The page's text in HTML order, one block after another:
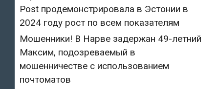
Post продемонстрировала в Эстонии в
2024 году рост по всем показателям
Мошенники! В Нарве задержан 49-летний
Максим, подозреваемый в
мошенничестве с использованием
почтоматов